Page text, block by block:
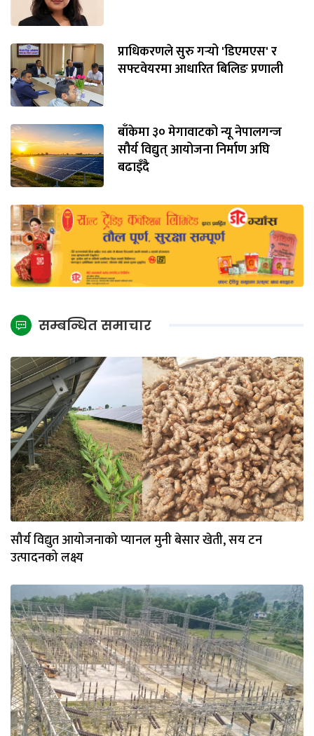
प्राधिकरणले सुरु गर्‍यो 'डिएमएस' र
सफ्टवेयरमा आधारित बिलिङ प्रणाली
बाँकेमा ३० मेगावाटको न्यू नेपालगन्ज
सौर्य विद्युत् आयोजना निर्माण अघि
बढाइँदै
सम्बन्धित समाचार
सौर्य विद्युत आयोजनाको प्यानल मुनी बेसार खेती, सय टन
उत्पादनको लक्ष्य